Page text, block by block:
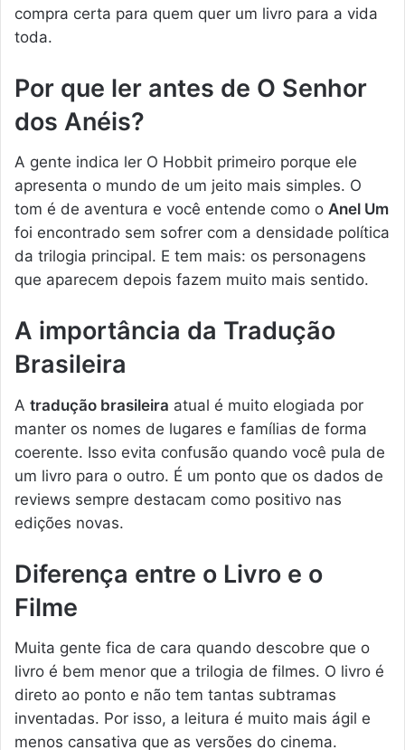
compra certa para quem quer um livro para a vida
toda.
Por que ler antes de O Senhor
dos Anéis?
A gente indica ler O Hobbit primeiro porque ele
apresenta o mundo de um jeito mais simples. O
tom é de aventura e você entende como o Anel Um
foi encontrado sem sofrer com a densidade política
da trilogia principal. E tem mais: os personagens
que aparecem depois fazem muito mais sentido.
A importância da Tradução
Brasileira
A tradução brasileira atual é muito elogiada por
manter os nomes de lugares e famílias de forma
coerente. Isso evita confusão quando você pula de
um livro para o outro. É um ponto que os dados de
reviews sempre destacam como positivo nas
edições novas.
Diferença entre o Livro e o
Filme
Muita gente fica de cara quando descobre que o
livro é bem menor que a trilogia de filmes. O livro é
direto ao ponto e não tem tantas subtramas
inventadas. Por isso, a leitura é muito mais ágil e
menos cansativa que as versões do cinema.